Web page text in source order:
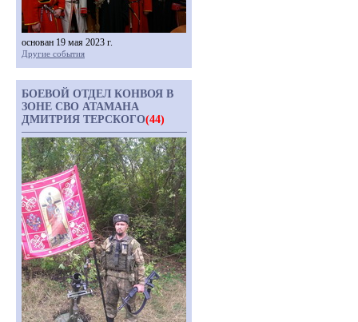
основан 19 мая 2023 г.
Другие события
БОЕВОЙ ОТДЕЛ КОНВОЯ В
ЗОНЕ СВО АТАМАНА
ДМИТРИЯ ТЕРСКОГО(44)